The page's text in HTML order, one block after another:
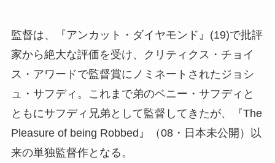
監督は、『アンカット・ダイヤモンド』(19)で批評
家から絶大な評価を受け、クリティクス・チョイ
ス・アワードで監督賞にノミネートされたジョシ
ュ・サフディ。これまで弟のベニー・サフディと
ともにサフディ兄弟として監督してきたが、『The
Pleasure of being Robbed』（08・日本未公開）以
来の単独監督作となる。